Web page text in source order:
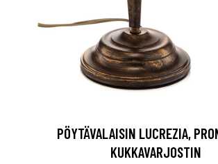
PÖYTÄVALAISIN LUCREZIA,
KUKKAVARJOSTIN